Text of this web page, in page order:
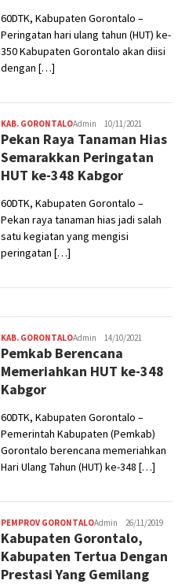
60DTK, Kabupaten Gorontalo –
Peringatan hari ulang tahun (HUT) ke-
350 Kabupaten Gorontalo akan diisi
dengan […]
KAB. GORONTALOAdmin 10/11/2021
Pekan Raya Tanaman Hias
Semarakkan Peringatan
HUT ke-348 Kabgor
60DTK, Kabupaten Gorontalo –
Pekan raya tanaman hias jadi salah
satu kegiatan yang mengisi
peringatan […]
KAB. GORONTALOAdmin 14/10/2021
Pemkab Berencana
Memeriahkan HUT ke-348
Kabgor
60DTK, Kabupaten Gorontalo –
Pemerintah Kabupaten (Pemkab)
Gorontalo berencana memeriahkan
Hari Ulang Tahun (HUT) ke-348 […]
PEMPROV GORONTALOAdmin 26/11/2019
Kabupaten Gorontalo,
Kabupaten Tertua Dengan
Prestasi Yang Gemilang